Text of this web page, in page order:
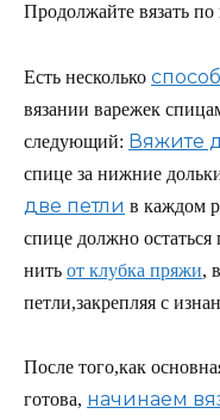
Продолжайте вязать по
Есть несколько
вязании варежек
следующий: Вяжите
спице за нижние
две петли в каждом
спице должно остаться
нить от клубка пряжи,
петли,закрепляя с
После того,как
готова, начинаем